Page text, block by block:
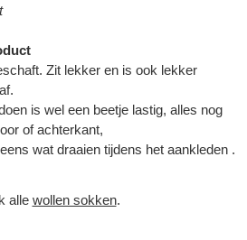
Zit lekker en is ook lekker
is wel een beetje lastig, alles nog
of achterkant,
wat draaien tijdens het aankleden .
alle wollen sokken.